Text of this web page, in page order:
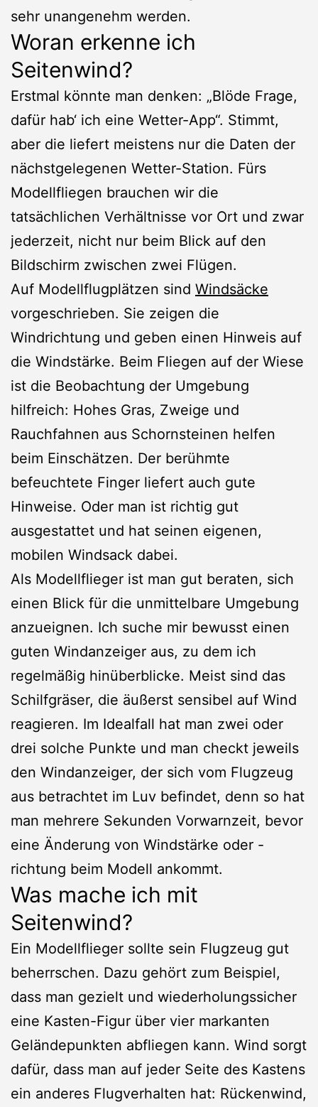
sehr unangenehm werden.
Woran erkenne ich
Seitenwind?
Erstmal könnte man denken: „Blöde Frage,
dafür hab‘ ich eine Wetter-App“. Stimmt,
aber die liefert meistens nur die Daten der
nächstgelegenen Wetter-Station. Fürs
Modellfliegen brauchen wir die
tatsächlichen Verhältnisse vor Ort und zwar
jederzeit, nicht nur beim Blick auf den
Bildschirm zwischen zwei Flügen.
Auf Modellflugplätzen sind Windsäcke
vorgeschrieben. Sie zeigen die
Windrichtung und geben einen Hinweis auf
die Windstärke. Beim Fliegen auf der Wiese
ist die Beobachtung der Umgebung
hilfreich: Hohes Gras, Zweige und
Rauchfahnen aus Schornsteinen helfen
beim Einschätzen. Der berühmte
befeuchtete Finger liefert auch gute
Hinweise. Oder man ist richtig gut
ausgestattet und hat seinen eigenen,
mobilen Windsack dabei.
Als Modellflieger ist man gut beraten, sich
einen Blick für die unmittelbare Umgebung
anzueignen. Ich suche mir bewusst einen
guten Windanzeiger aus, zu dem ich
regelmäßig hinüberblicke. Meist sind das
Schilfgräser, die äußerst sensibel auf Wind
reagieren. Im Idealfall hat man zwei oder
drei solche Punkte und man checkt jeweils
den Windanzeiger, der sich vom Flugzeug
aus betrachtet im Luv befindet, denn so hat
man mehrere Sekunden Vorwarnzeit, bevor
eine Änderung von Windstärke oder -
richtung beim Modell ankommt.
Was mache ich mit
Seitenwind?
Ein Modellflieger sollte sein Flugzeug gut
beherrschen. Dazu gehört zum Beispiel,
dass man gezielt und wiederholungssicher
eine Kasten-Figur über vier markanten
Geländepunkten abfliegen kann. Wind sorgt
dafür, dass man auf jeder Seite des Kastens
ein anderes Flugverhalten hat: Rückenwind,